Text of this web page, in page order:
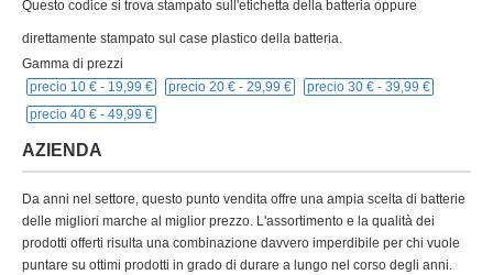
Questo codice si trova stampato sull'etichetta della batteria oppure
direttamente stampato sul case plastico della batteria.
Gamma di prezzi
precio 10 € - 19,99 € precio 20 € - 29,99 € precio 30 € - 39,99 €
precio 40 € - 49,99 €
AZIENDA
Da anni nel settore, questo punto vendita offre una ampia scelta di batterie
delle migliori marche al miglior prezzo. L'assortimento e la qualità dei
prodotti offerti risulta una combinazione davvero imperdibile per chi vuole
puntare su ottimi prodotti in grado di durare a lungo nel corso degli anni.